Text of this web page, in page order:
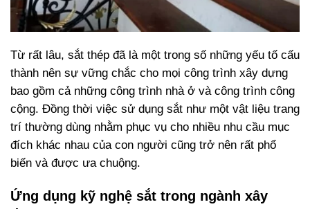
Từ rất lâu, sắt thép đã là một trong số những yếu tố cấu
thành nên sự vững chắc cho mọi công trình xây dựng
bao gồm cả những công trình nhà ở và công trình công
cộng. Đồng thời việc sử dụng sắt như một vật liệu trang
trí thường dùng nhằm phục vụ cho nhiều nhu cầu mục
đích khác nhau của con người cũng trở nên rất phổ
biến và được ưa chuộng.
Ứng dụng kỹ nghệ sắt trong ngành xây